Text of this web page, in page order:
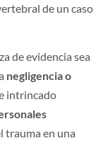
de un caso
de evidencia sea
negligencia o
intrincado
trauma en una